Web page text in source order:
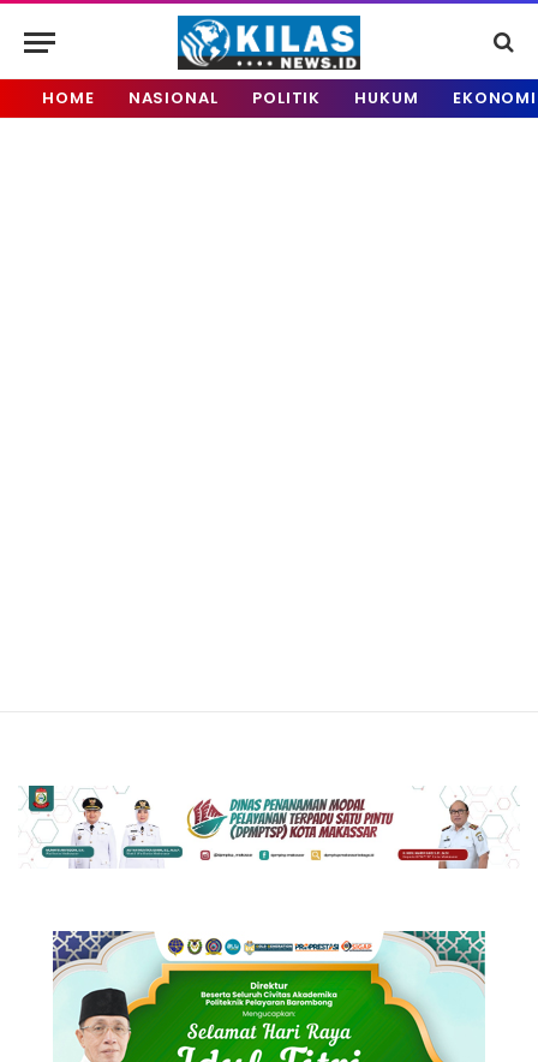
HOME NASIONAL POLITIK HUKUM EKONOMI